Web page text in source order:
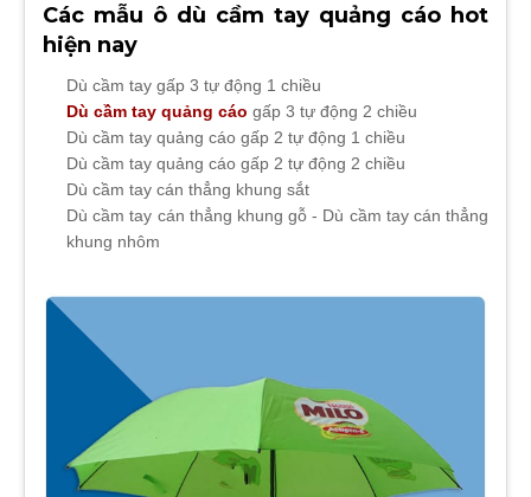
Các mẫu ô dù cầm tay quảng cáo hot
hiện nay
Dù cầm tay gấp 3 tự động 1 chiều
Dù cầm tay quảng cáo gấp 3 tự động 2 chiều
Dù cầm tay quảng cáo gấp 2 tự động 1 chiều
Dù cầm tay quảng cáo gấp 2 tự động 2 chiều
Dù cầm tay cán thẳng khung sắt
Dù cầm tay cán thẳng khung gỗ - Dù cầm tay cán thẳng
khung nhôm